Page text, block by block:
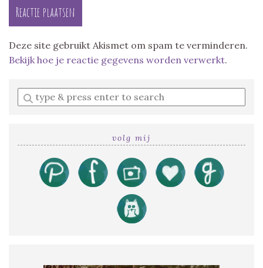
Deze site gebruikt Akismet om spam te verminderen.
Bekijk hoe je reactie gegevens worden verwerkt.
Enter
a
volg mij